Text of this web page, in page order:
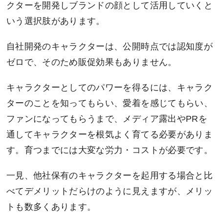
クターを開発しブランドの顔として活用していくと
いう選択肢があります。
自社開発のキャラクターは、公開時点では認知度が
ゼロで、そのため販促効果もありません。
キャラクターとしてのパワーを得るには、キャラク
ターのことを知ってもらい、愛着を感じてもらい、
ファンになってもらうまで、メディア露出やPRを
通してキャラクターを根気よく育てる必要がありま
す。育つまでには大変な労力・コストが必要です。
一見、他社保有のキャラクターを起用する場合と比
べてデメリットだらけのように見えますが、メリッ
トも数多くあります。